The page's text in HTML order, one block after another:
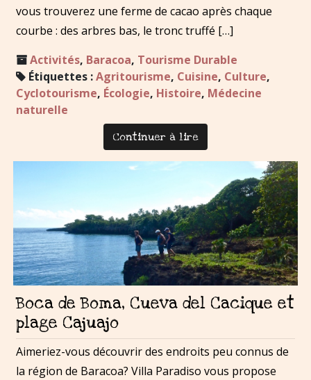
vous trouverez une ferme de cacao après chaque
courbe : des arbres bas, le tronc truffé […]
Activités, Baracoa, Tourisme Durable
Étiquettes :Agritourisme, Cuisine, Culture,
Cyclotourisme, Écologie, Histoire, Médecine
naturelle
Continuer à lire
Boca de Boma, Cueva del Cacique et
plage Cajuajo
Aimeriez-vous découvrir des endroits peu connus de
la région de Baracoa? Villa Paradiso vous propose